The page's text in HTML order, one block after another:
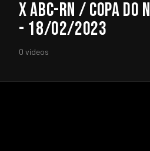
X ABC-RN / COPA DO
- 18/02/2023
0 vídeos